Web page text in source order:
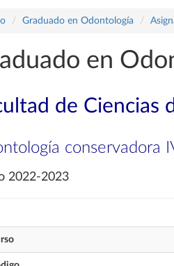
Graduado en Odontología
en
de Ciencias
conservadora
2022-2023